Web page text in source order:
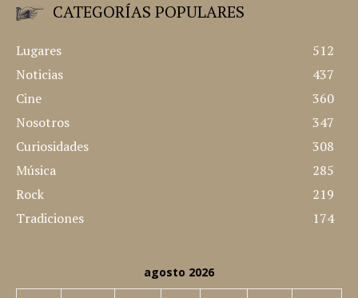
CATEGORÍAS POPULARES
Lugares
512
Noticias
437
Cine
360
Nosotros
347
Curiosidades
308
Música
285
Rock
219
Tradiciones
174
agosto 2026